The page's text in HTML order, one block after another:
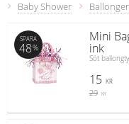
Baby Shower Ballonger
Mini
ink
Söt
15 KR
29 KR
SPARA
48%